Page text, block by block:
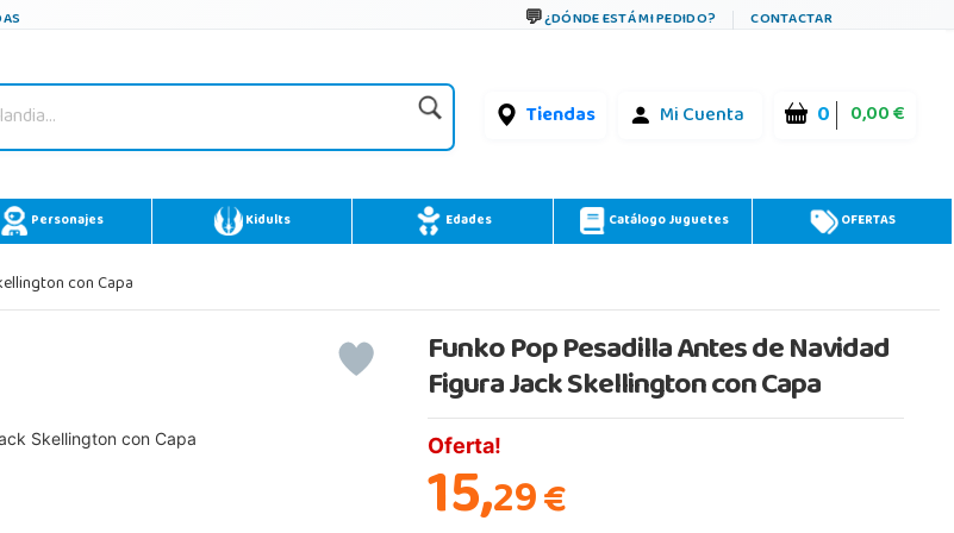
¿DÓNDE ESTÁ MI PEDIDO? CONTACTAR
Tiendas Mi Cuenta 0 0,00 €
Personajes Kidults Edades Catálogo Juguetes OFERTAS
con Capa
Funko Pop Pesadilla Antes de Navidad
Figura Jack Skellington con Capa
Oferta!
15,29€